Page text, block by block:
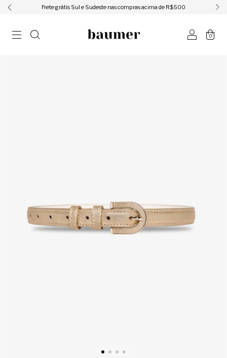
ㅤㅤㅤㅤFrete grátis Sul e Sudeste nas compras acima de R$500ㅤㅤㅤㅤ
0